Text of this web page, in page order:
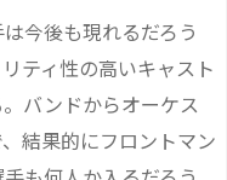
今後も現れるだろう
ティ性の高いキャスト
バンドからオーケス
結果的にフロントマン